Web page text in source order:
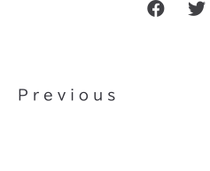
Previous